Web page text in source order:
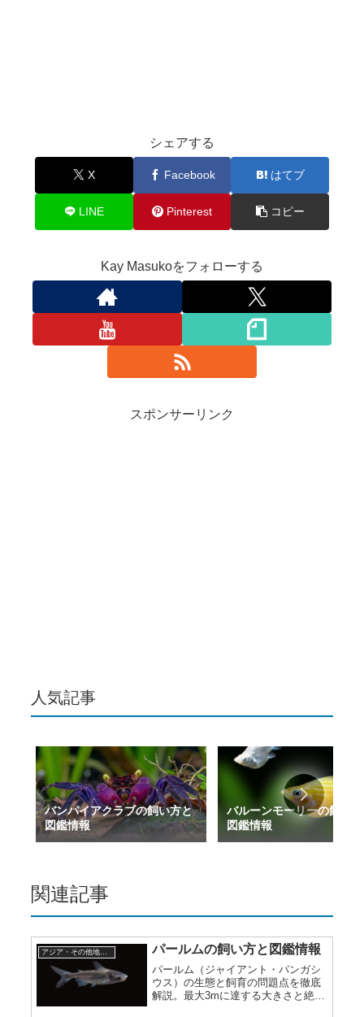
シェアする
X Facebook はてブ
LINE Pinterest コピー
Kay Masukoをフォローする
スポンサーリンク
人気記事
バンパイアクラブの飼い方と
図鑑情報
バルーンモーリーの飼い
図鑑情報
関連記事
アジア・その他地域原産ナマズ パールムの飼い方と図鑑情報
パールム（ジャイアント・パンガシ
ウス）の生態と飼育の問題点を徹底
解説。最大3mに達する大きさと絶滅